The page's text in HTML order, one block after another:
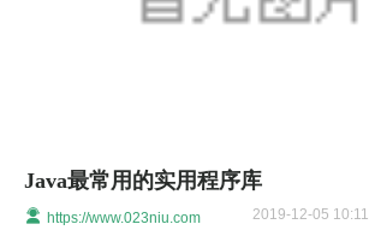
Java最常用的实用程序库
https://www.023niu.com 2019-12-05